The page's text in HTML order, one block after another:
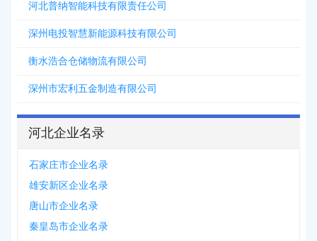
河北普纳智能科技有限责任公司
深州电投智慧新能源科技有限公司
衡水浩合仓储物流有限公司
深州市宏利五金制造有限公司
河北企业名录
石家庄市企业名录
雄安新区企业名录
唐山市企业名录
秦皇岛市企业名录